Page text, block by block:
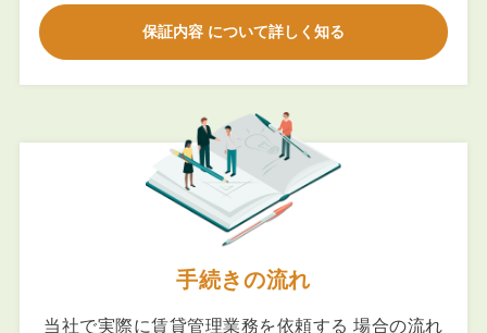
保証内容 について詳しく知る
手続きの流れ
当社で実際に賃貸管理業務を依頼する 場合の流れ